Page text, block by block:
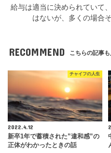
給与は適当に決められていて
はないが、多くの場合
RECOMMEND こちらの記事も
チャイフの人生
2022.4.12
新卒1年で蓄積された”違和感”の
正体がわかったときの話